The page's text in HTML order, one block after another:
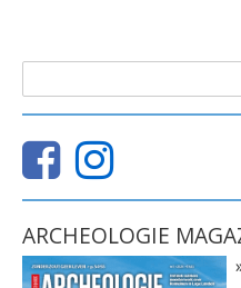
ARCHEOLOGIE